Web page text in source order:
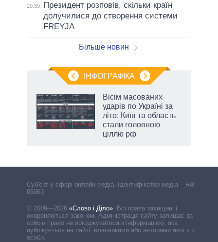
20:39
Президент розповів, скільки країн
долучилися до створення системи
FREYJA
Більше новин
ІНФОГРАФІКА
Вісім масованих
ударів по Україні за
літо: Київ та область
стали головною
ціллю рф
Cуб'єкт у сфері онлайн-медіа. Ідентифікатор медіа – R40-
05063
© 2009—2026 «Слово і Діло». Всі права захищені і
охороняються законом. Адміністрація сайту залишає за
собою право не погоджуватися з інформацією, яка
публікується на сайті, власниками або авторами якої є треті
особи.